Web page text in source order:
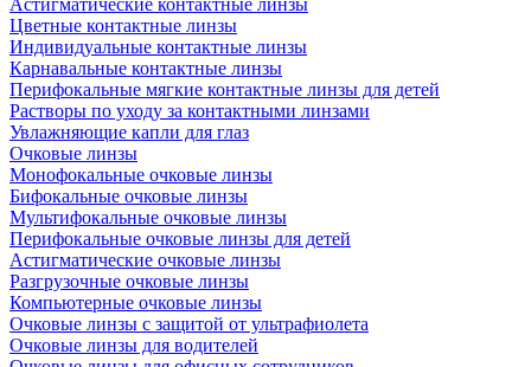
Астигматические контактные линзы
Цветные контактные линзы
Индивидуальные контактные линзы
Карнавальные контактные линзы
Перифокальные мягкие контактные линзы для детей
Растворы по уходу за контактными линзами
Увлажняющие капли для глаз
Очковые линзы
Монофокальные очковые линзы
Бифокальные очковые линзы
Мультифокальные очковые линзы
Перифокальные очковые линзы для детей
Астигматические очковые линзы
Разгрузочные очковые линзы
Компьютерные очковые линзы
Очковые линзы с защитой от ультрафиолета
Очковые линзы для водителей